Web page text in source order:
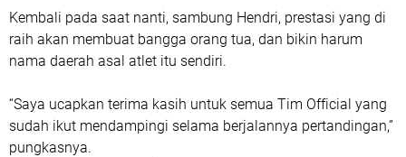
Kembali pada saat nanti, sambung Hendri, prestasi yang di
raih akan membuat bangga orang tua, dan bikin harum
nama daerah asal atlet itu sendiri.
“Saya ucapkan terima kasih untuk semua Tim Official yang
sudah ikut mendampingi selama berjalannya pertandingan,”
pungkasnya.